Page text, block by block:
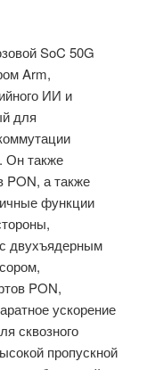
SoC 50G
Arm,
ИИ и
для
Он также
PON, а также
функции
двухъядерным
PON,
ускорение
сквозного
пропускной